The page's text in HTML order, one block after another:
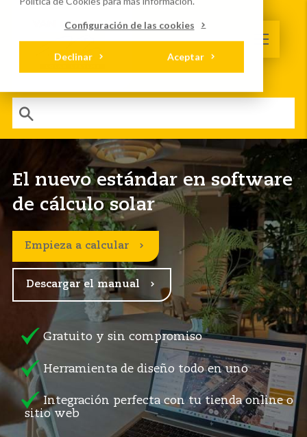
Configuración de las cookies
Aceptar
Declinar
El nuevo estándar en software
de cálculo solar
Empieza a calcular
Descargar el manual
Gratuito y sin compromiso
Herramienta de diseño todo en uno
Integración perfecta con tu tienda online o
sitio web